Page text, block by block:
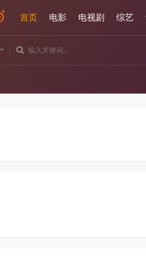
首页 电影 电视剧 综艺